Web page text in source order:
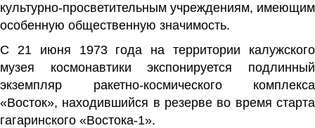
культурно-просветительным учреждениям, имеющим
особенную общественную значимость.
С 21 июня 1973 года на территории калужского
музея космонавтики экспонируется подлинный
экземпляр ракетно-космического комплекса
«Восток», находившийся в резерве во время старта
гагаринского «Востока-1».